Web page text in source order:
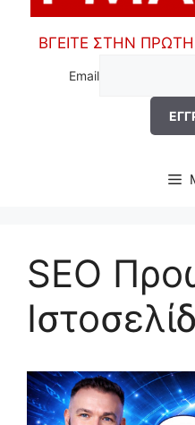
ΒΓΕΙΤΕ ΣΤΗΝ ΠΡΩΤΗ
Email
SEO